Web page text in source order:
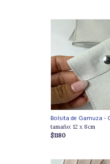
Bolsita de Gamuza -
tamaño: 12 x 8cm
$1180